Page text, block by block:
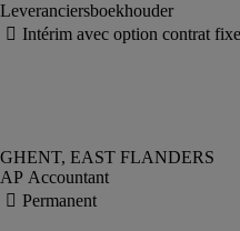
Leveranciersboekhouder
AP Accountant